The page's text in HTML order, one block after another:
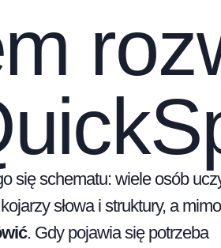
się schematu: wiele osób
słowa i struktury, a
. Gdy pojawia się potrzeba